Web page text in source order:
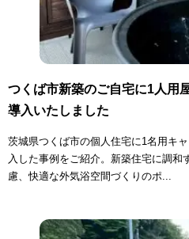
つくば市新築のご自宅に1人用
導入いたしました
茨城県つくば市の個人住宅に1名用キ
入した事例をご紹介。新築住宅に調
慮、快適な外気浴空間づくりのポ...